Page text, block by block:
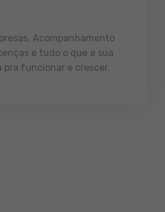
Acompanhamento
e tudo o que a sua
pra funcionar e crescer.